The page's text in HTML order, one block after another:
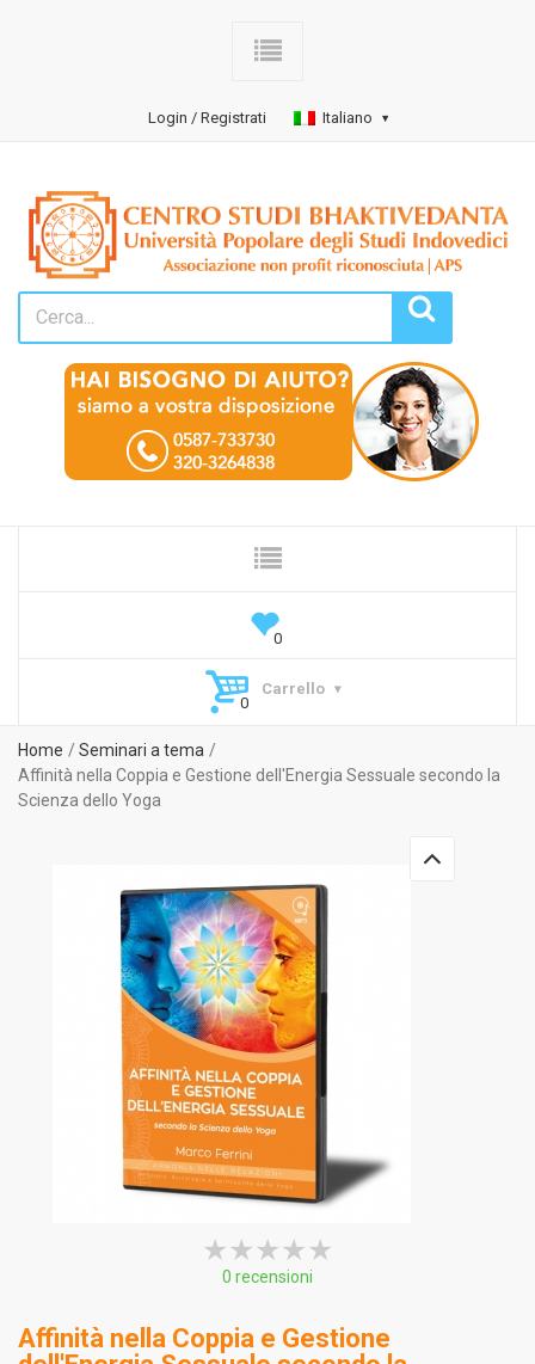
Login / Registrati Italiano
Carrello
Home
Seminari a tema
Affinità nella Coppia e Gestione dell'Energia Sessuale secondo la
Scienza dello Yoga
★★★★★
★★★★★
★★★★★
0 recensioni
Affinità nella Coppia e Gestione